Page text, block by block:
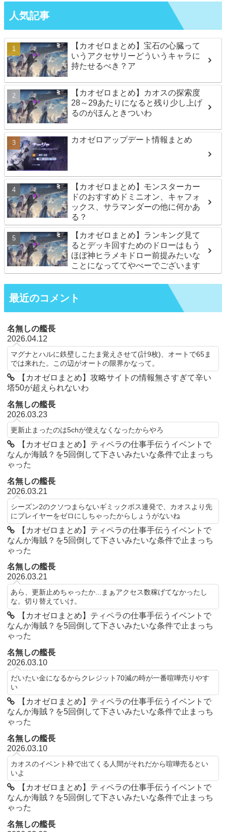
人気記事
【カオゼロまとめ】宝石の心臓って
いうアクセサリーどういうキャラに
持たせるべき？ア
【カオゼロまとめ】カオスの探索度
28～29あたりになると残り少し上げ
るのがほんときついわ
カオゼロアップデート情報まとめ
【カオゼロまとめ】モンスターカー
ドのおすすめドミニオン、キャフォ
ックス、サラマンダーの他に何かあ
る？
【カオゼロまとめ】ランキング見て
るとデッキ回すためのドローはもう
ほぼ神ヒラメキドロー前提みたいな
ことになっててやべーでございます
最近のコメント
名無しの艦長
2026.04.12
マグナとハルに鉄壁しこたま覚えさせて(計9枚)、オートで65ま
では来れた。この辺がオートの限界かなって。
【カオゼロまとめ】攻略サイトの情報無さすぎて辛い
塔50が超えられないわ
名無しの艦長
2026.03.23
更新止まったのは5chが使えなくなったからやろ
【カオゼロまとめ】ティペラの仕事手伝うイベントで
なんか海賊？を5回倒して下さいみたいな条件で止まっち
ゃった
名無しの艦長
2026.03.21
シーズン2のクソつまらないギミックボス連発で、カオスより先
にプレイヤーをゼロにしちゃったからしょうがないね
【カオゼロまとめ】ティペラの仕事手伝うイベントで
なんか海賊？を5回倒して下さいみたいな条件で止まっち
ゃった
名無しの艦長
2026.03.21
あら、更新止めちゃったか...まぁアクセス数稼げてなかったし
な。切り替えていけ。
【カオゼロまとめ】ティペラの仕事手伝うイベントで
なんか海賊？を5回倒して下さいみたいな条件で止まっち
ゃった
名無しの艦長
2026.03.10
だいたい金になるからクレジット70減の時が一番喧嘩売りやす
い
【カオゼロまとめ】ティペラの仕事手伝うイベントで
なんか海賊？を5回倒して下さいみたいな条件で止まっち
ゃった
名無しの艦長
2026.03.10
カオスのイベント枠で出てくる人間がそれだから喧嘩売るとい
いよ
【カオゼロまとめ】ティペラの仕事手伝うイベントで
なんか海賊？を5回倒して下さいみたいな条件で止まっち
ゃった
名無しの艦長